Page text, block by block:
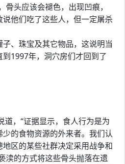
骨头应该会褪色，出现凹痕，
他们吃了这些人，但一定屠杀
、珠宝及其它物品，这说明当
1997年，洞穴房们才回到了
，“证据显示，食人行为是为
的食物资源的外来者。我们认
区的某些社群决定采用战争和
渎的方式将这些骨头抛落在遗